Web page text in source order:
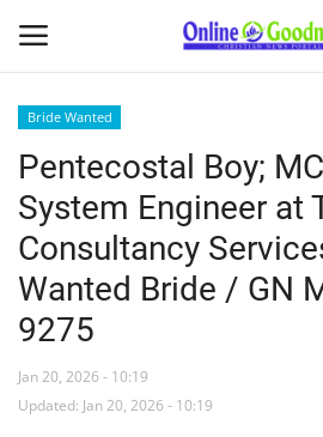
Home
About
News
Buy & Sell
Featured Article
Bride Wanted
Pentecostal Boy;
System Engineer at
Consultancy
Wanted Bride / GN
9275
Jan 20, 2026 - 10:19
Updated: Jan 20, 2026 - 10:19